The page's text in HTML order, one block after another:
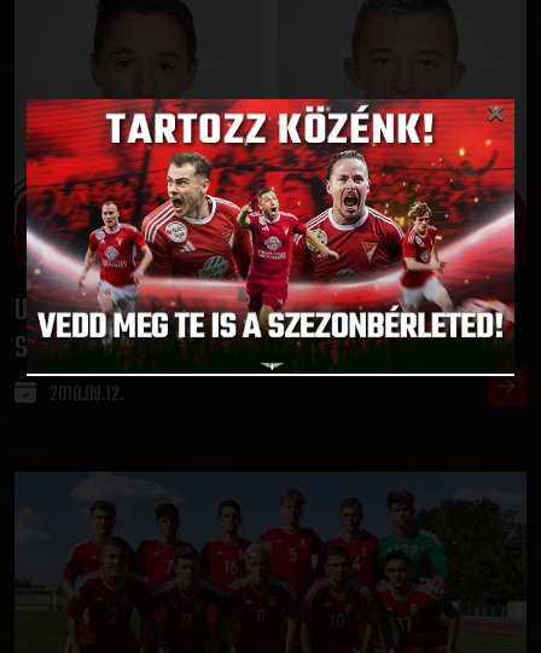
U16:BÉNYEI ÁGOSTON ÉS FŰZFŐI MÁRK A
SZLOVÉNOK ELLEN BIZONYÍTHAT
2018.09.12.
×